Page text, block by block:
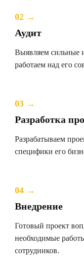
02 →
Аудит
Выявляем сильные
работаем над его
03 →
Разработка
Разрабатываем
специфики его
04 →
Внедрение
Готовый проект
необходимые
сотрудников.